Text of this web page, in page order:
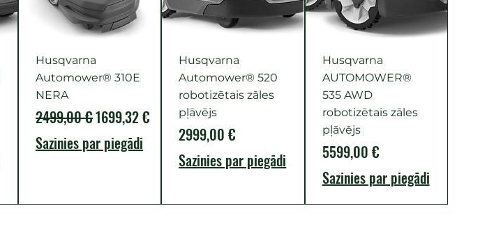
Husqvarna
Automower® 310E
NERA
Parastā cena
2499,00 €Izpārdošanas cena
1699,32 €
Sazinies par piegādi
Husqvarna
Automower® 520
robotizētais zāles
pļāvējs
Cena
2999,00 €
Sazinies par piegādi
Husqvarna
AUTOMOWER®
535 AWD
robotizētais zāles
pļāvējs
Cena
5599,00 €
Sazinies par piegādi